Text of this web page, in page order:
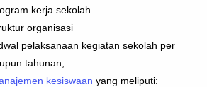
kerja sekolah
organisasi
pelaksanaan kegiatan sekolah per
tahunan;
kesiswaan yang meliputi: